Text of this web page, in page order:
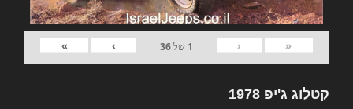
«
‹
1 של36
›
»
קטלוג ג'יפ 1978